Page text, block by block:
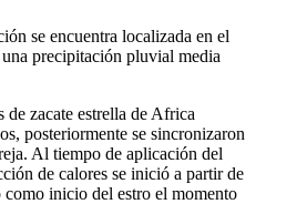
se encuentra localizada en el
precipitación pluvial media
zacate estrella de Africa
posteriormente se sincronizaron
Al tiempo de aplicación del
de calores se inició a partir de
como inicio del estro el momento